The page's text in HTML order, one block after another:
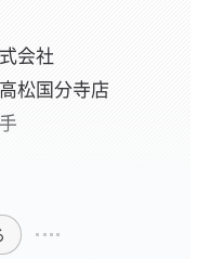
会社
松国分寺店